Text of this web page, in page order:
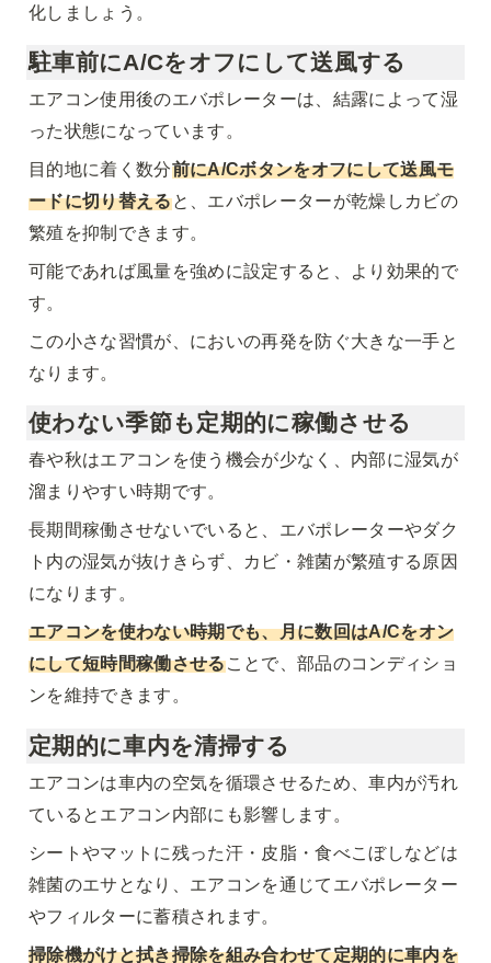
化しましょう。
駐車前にA/Cをオフにして送風する
エアコン使用後のエバポレーターは、結露によって湿
った状態になっています。
目的地に着く数分前にA/Cボタンをオフにして送風モ
ードに切り替えると、エバポレーターが乾燥しカビの
繁殖を抑制できます。
可能であれば風量を強めに設定すると、より効果的で
す。
この小さな習慣が、においの再発を防ぐ大きな一手と
なります。
使わない季節も定期的に稼働させる
春や秋はエアコンを使う機会が少なく、内部に湿気が
溜まりやすい時期です。
長期間稼働させないでいると、エバポレーターやダク
ト内の湿気が抜けきらず、カビ・雑菌が繁殖する原因
になります。
エアコンを使わない時期でも、月に数回はA/Cをオン
にして短時間稼働させることで、部品のコンディショ
ンを維持でき ます。
定期的に車内を清掃する
エアコンは車内の空気を循環させるため、車内が汚れ
ているとエアコン内部にも影響します。
シートやマットに残った汗・皮脂・食べこぼしなどは
雑菌のエサとなり、エアコンを通じてエバポレーター
やフィルターに蓄積されます。
掃除機がけと拭き掃除を組み合わせて定期的に車内を